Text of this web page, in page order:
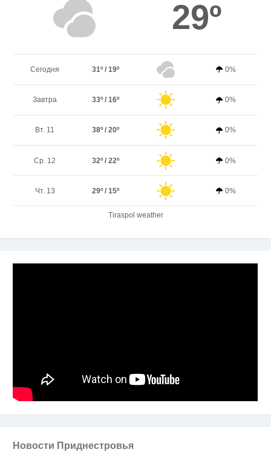
29º
Сегодня 31º / 19º 0%
Завтра 33º / 16º 0%
Вт. 11 38º / 20º 0%
Ср. 12 32º / 22º 0%
Чт. 13 29º / 15º 0%
Tiraspol weather
Новости Приднестровья